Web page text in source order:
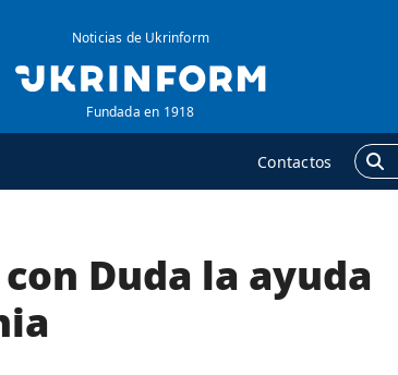
Noticias de Ukrinform
Fundada en 1918
Contactos
ADICIONAL
Duda la ayuda